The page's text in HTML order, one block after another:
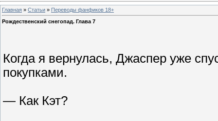
Главная » Статьи » Переводы фанфиков 18+
Рождественский снегопад. Глава 7
Когда я вернулась, Джаспер уже
покупками.
— Как Кэт?